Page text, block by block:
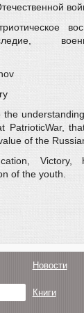
военно-
PatrioticWar,
of the
Victory,
of the youth.
Новости
Книги